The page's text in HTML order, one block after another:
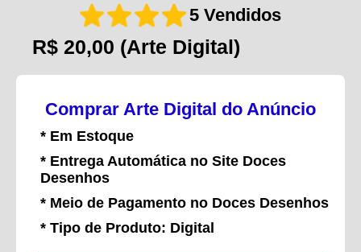
5 Vendidos
R$ 20,00 (Arte Digital)
Comprar Arte Digital do Anúncio
* Em Estoque
* Entrega Automática no Site Doces
Desenhos
* Meio de Pagamento no Doces Desenhos
* Tipo de Produto: Digital